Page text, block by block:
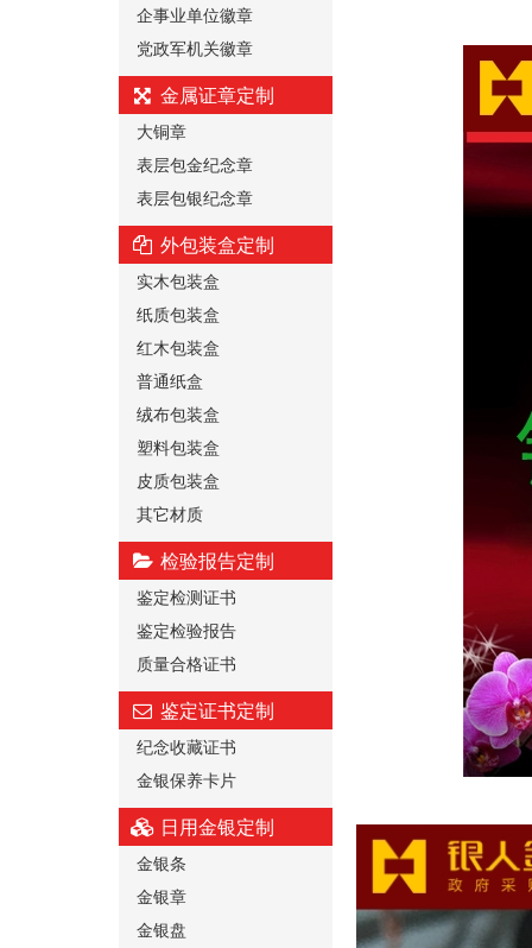
企事业单位徽章
党政军机关徽章
金属证章定制
大铜章
表层包金纪念章
表层包银纪念章
外包装盒定制
实木包装盒
纸质包装盒
红木包装盒
普通纸盒
绒布包装盒
塑料包装盒
皮质包装盒
其它材质
检验报告定制
鉴定检测证书
鉴定检验报告
质量合格证书
鉴定证书定制
纪念收藏证书
金银保养卡片
日用金银定制
金银条
金银章
金银盘